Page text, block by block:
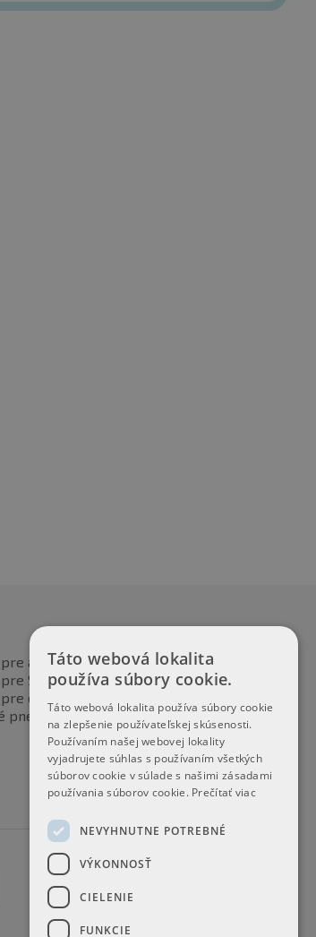
automobily
SUV / 4x4
dodávku
pneumatiky
Táto webová lokalita
používa súbory cookie.
Táto webová lokalita používa súbory cookie
na zlepšenie používateľskej skúsenosti.
Používaním našej webovej lokality
vyjadrujete súhlas s používaním všetkých
súborov cookie v súlade s našimi zásadami
používania súborov cookie. Prečítať viac
NEVYHNUTNE POTREBNÉ
VÝKONNOSŤ
CIELENIE
FUNKCIE